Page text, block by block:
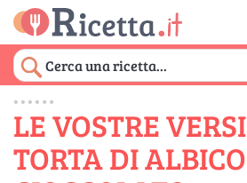
LE VOSTRE
TORTA DI